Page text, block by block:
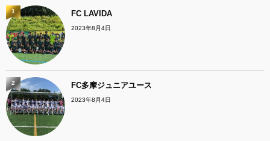
FC LAVIDA
2023年8月4日
1
FC多摩ジュニアユース
2023年8月4日
2